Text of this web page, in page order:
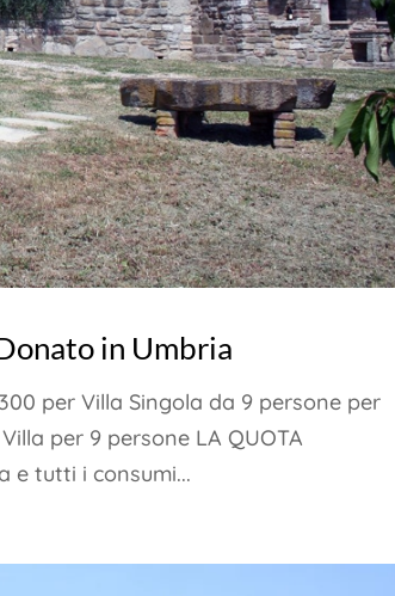
in Umbria
per Villa Singola da 9 persone per
per 9 persone LA QUOTA
e tutti i consumi...